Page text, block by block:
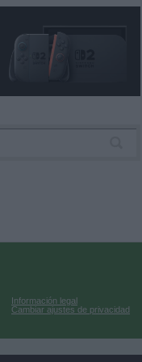
Información legal
Cambiar ajustes de privacidad